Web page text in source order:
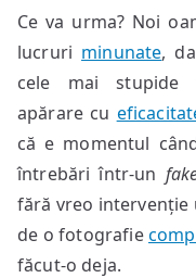
Ce va urma? Noi
lucruri minunate,
cele mai stupide
apărare cu
că e momentul
întrebări într-un
fără vreo intervenție
de o fotografie
făcut-o deja.